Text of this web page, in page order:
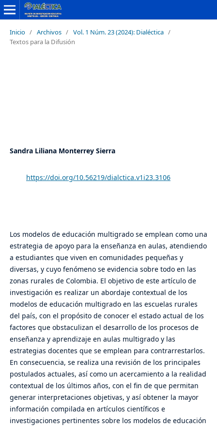
Inicio / Archivos / Vol. 1 Núm. 23 (2024): Dialéctica /
Textos para la Difusión
Sandra Liliana Monterrey Sierra
https://doi.org/10.56219/dialctica.v1i23.3106
Los modelos de educación multigrado se emplean como una
estrategia de apoyo para la enseñanza en aulas, atendiendo
a estudiantes que viven en comunidades pequeñas y
diversas, y cuyo fenómeno se evidencia sobre todo en las
zonas rurales de Colombia. El objetivo de este artículo de
investigación es realizar un abordaje contextual de los
modelos de educación multigrado en las escuelas rurales
del país, con el propósito de conocer el estado actual de los
factores que obstaculizan el desarrollo de los procesos de
enseñanza y aprendizaje en aulas multigrado y las
estrategias docentes que se emplean para contrarrestarlos.
En consecuencia, se realiza una revisión de los principales
postulados actuales, así como un acercamiento a la realidad
contextual de los últimos años, con el fin de que permitan
generar interpretaciones objetivas, y así obtener la mayor
información compilada en artículos científicos e
investigaciones pertinentes sobre los modelos de educación